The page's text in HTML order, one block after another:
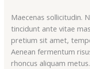
Maecenas sollicitudin.
tincidunt ante vitae
pretium sit amet,
Aenean fermentum
rhoncus aliquam